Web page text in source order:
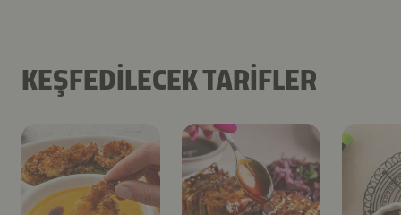
KEŞFEDILECEK TARIFLER